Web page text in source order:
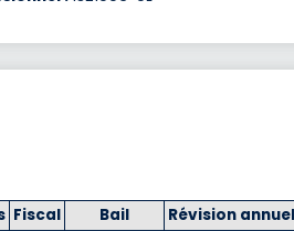
Fiscal Bail Révision